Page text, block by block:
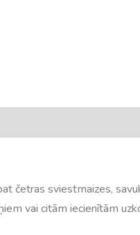
četras sviestmaizes,
vai citām iecienītām